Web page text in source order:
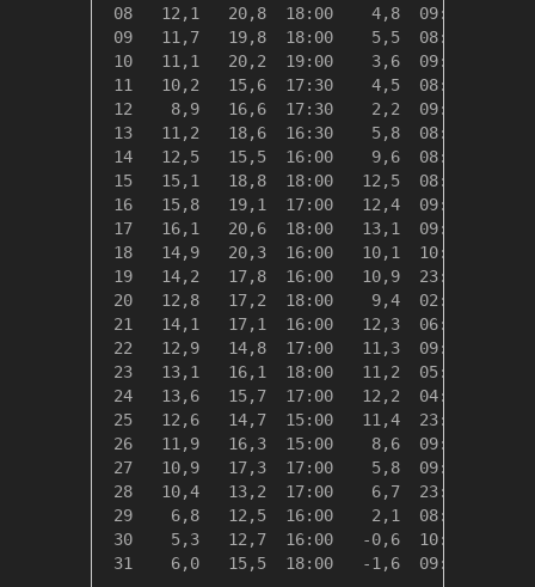
08   12,1   20,8  18:00    4,8  09:00
09   11,7   19,8  18:00    5,5  08:30
10   11,1   20,2  19:00    3,6  09:00
11   10,2   15,6  17:30    4,5  08:00
12    8,9   16,6  17:30    2,2  09:00
13   11,2   18,6  16:30    5,8  08:00
14   12,5   15,5  16:00    9,6  08:00
15   15,1   18,8  18:00   12,5  08:00
16   15,8   19,1  17:00   12,4  09:00
17   16,1   20,6  18:00   13,1  09:00
18   14,9   20,3  16:00   10,1  10:00
19   14,2   17,8  16:00   10,9  23:59
20   12,8   17,2  18:00    9,4  02:00
21   14,1   17,1  16:00   12,3  06:00
22   12,9   14,8  17:00   11,3  09:00
23   13,1   16,1  18:00   11,2  05:00
24   13,6   15,7  17:00   12,2  04:00
25   12,6   14,7  15:00   11,4  23:59
26   11,9   16,3  15:00    8,6  09:00
27   10,9   17,3  17:00    5,8  09:00
28   10,4   13,2  17:00    6,7  23:59
29    6,8   12,5  16:00    2,1  08:00
30    5,3   12,7  16:00   -0,6  10:00
31    6,0   15,5  18:00   -1,6  09:00